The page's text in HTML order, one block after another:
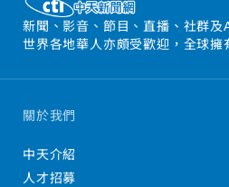
新聞、影音、節目、直播、社群
世界各地華人亦頗受歡迎，全球擁
關於我們
中天介紹
人才招募